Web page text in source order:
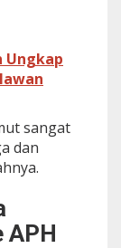
Ungkap
sangat
dan
APH